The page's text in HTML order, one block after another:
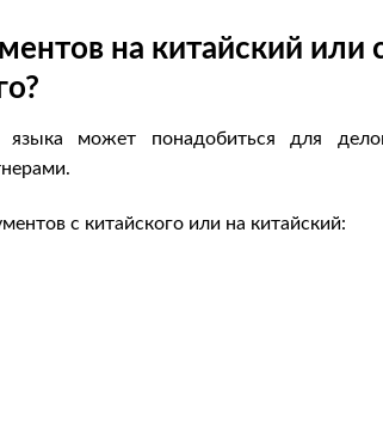
на китайский или
языка может понадобиться для
с китайского или на китайский: